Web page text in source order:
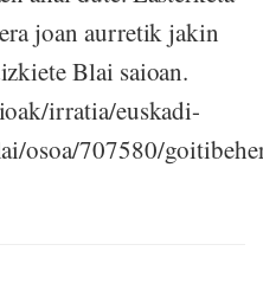
joan aurretik jakin
Blai saioan.
irratia/euskadi-
osoa/707580/